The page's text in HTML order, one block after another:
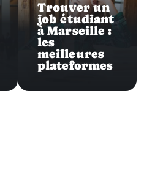
Trouver un
job étudiant
à Marseille :
les
meilleures
plateformes